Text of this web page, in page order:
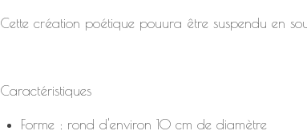
Cette création poétique pouura être suspendu en
Caractéristiques
Forme : rond d'environ 10 cm de diamètre